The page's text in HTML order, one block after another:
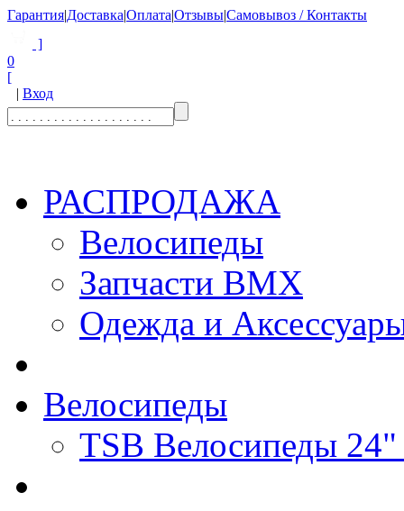
Гарантия|Доставка|Оплата|Отзывы|Самовывоз / Контакты
]
0
[
| Вход
РАСПРОДАЖА
Велосипеды
Запчасти BMX
Одежда и
Велосипеды
TSB Велосипеды